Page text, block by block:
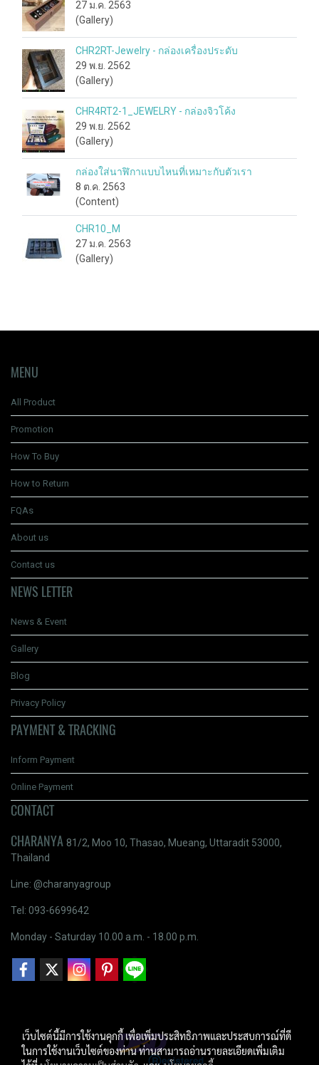
27 ม.ค. 2563
(Gallery)
CHR2RT-Jewelry - กล่องเครื่องประดับ
29 พ.ย. 2562
(Gallery)
CHR4RT2-1_JEWELRY - กล่องจิวโค้ง
29 พ.ย. 2562
(Gallery)
กล่องใส่นาฬิกาแบบไหนที่เหมาะกับตัวเรา
8 ต.ค. 2563
(Content)
CHR10_M
27 ม.ค. 2563
(Gallery)
MENU
All Product
Promotion
How To Buy
How to Return
FQAs
About us
Contact us
NEWS LETTER
News & Event
Gallery
Blog
Privacy Policy
PAYMENT & TRACKING
Inform Payment
Online Payment
CONTACT
CHARANYA 81/2, Moo 10, Thasao, Mueang, Uttaradit 53000,
Thailand
Line: @charanyagroup
Tel: 093-6699642
Monday - Saturday 10.00 a.m. - 18.00 p.m.
เว็บไซต์นี้มีการใช้งานคุกกี้ เพื่อเพิ่มประสิทธิภาพและประสบการณ์ที่ดี
ในการใช้งานเว็บไซต์ของท่าน ท่านสามารถอ่านรายละเอียดเพิ่มเติม